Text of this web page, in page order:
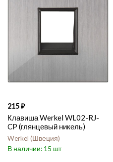
215
Клавиша Werkel WL02-RJ-
CP (глянцевый никель)
Werkel Швеция
15